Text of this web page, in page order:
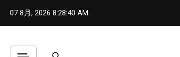
07 8月, 2026 8:28:41 AM